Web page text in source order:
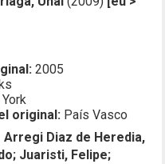
2005
original: País Vasco
Arregi Diaz de Heredia,
Juaristi, Felipe;